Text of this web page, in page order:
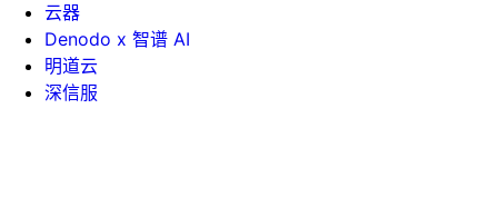
云器
Denodo x 智谱 AI
明道云
深信服